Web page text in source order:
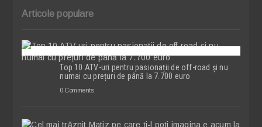
Articole populare
Top 10 ATV-uri pentru pasionații de off-road și nu
numai cu prețuri de până la 7.700 euro
0 Comments